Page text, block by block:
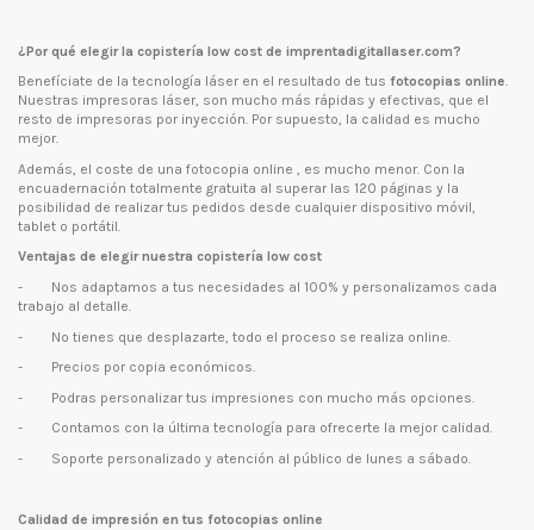
¿Por qué elegir la copistería low cost de imprentadigitallaser.com?
Benefíciate de la tecnología láser en el resultado de tus fotocopias online.
Nuestras impresoras láser, son mucho más rápidas y efectivas, que el
resto de impresoras por inyección. Por supuesto, la calidad es mucho
mejor.
Además, el coste de una fotocopia online , es mucho menor. Con la
encuadernación totalmente gratuita al superar las 120 páginas y la
posibilidad de realizar tus pedidos desde cualquier dispositivo móvil,
tablet o portátil.
Ventajas de elegir nuestra copistería low cost
-
Nos adaptamos a tus necesidades al 100% y personalizamos cada
trabajo al detalle.
-
No tienes que desplazarte, todo el proceso se realiza online.
-
Precios por copia económicos.
- Podras personalizar tus impresiones con mucho más opciones.
-
Contamos con la última tecnología para ofrecerte la mejor calidad.
-
Soporte personalizado y atención al público de lunes a sábado.
Calidad de impresión en tus fotocopias online